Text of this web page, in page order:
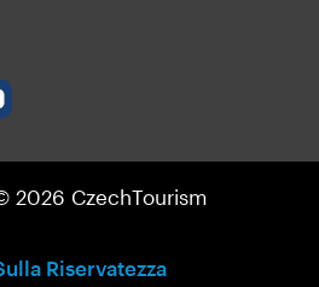
2026 CzechTourism
Riservatezza